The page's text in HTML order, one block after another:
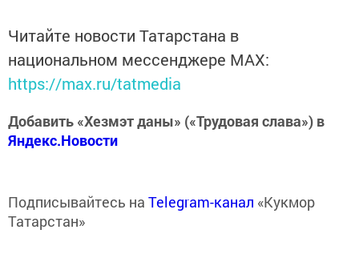
Читайте новости Татарстана в
национальном мессенджере MАХ:
https://max.ru/tatmedia
Добавить «Хезмэт даны» («Трудовая слава») в
Яндекс.Новости
Подписывайтесь на Telegram-канал «Кукмор
Татарстан»